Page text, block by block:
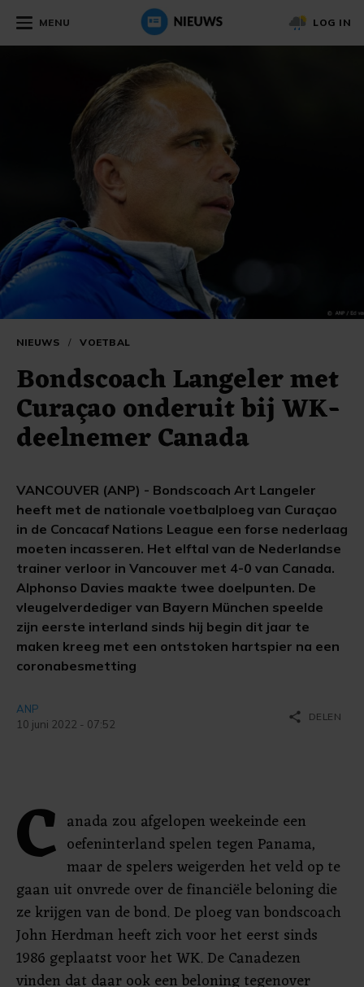
MENU LOG IN
NIEUWS / VOETBAL
Bondscoach Langeler met
Curaçao onderuit bij WK-
deelnemer Canada
VANCOUVER (ANP) - Bondscoach Art Langeler
heeft met de nationale voetbalploeg van Curaçao
in de Concacaf Nations League een forse nederlaag
moeten incasseren. Het elftal van de Nederlandse
trainer verloor in Vancouver met 4-0 van Canada.
Alphonso Davies maakte twee doelpunten. De
vleugelverdediger van Bayern München speelde
zijn eerste interland sinds hij begin dit jaar te
maken kreeg met een ontstoken hartspier na een
coronabesmetting
ANP
10 juni 2022 - 07:52
share DELEN
C anada zou afgelopen weekeinde een
oefeninterland spelen tegen Panama,
maar de spelers weigerden het veld op te
gaan uit onvrede over de financiële beloning die
ze krijgen van de bond. De ploeg van bondscoach
John Herdman heeft zich voor het eerst sinds
1986 geplaatst voor het WK. De Canadezen
vinden dat daar ook een beloning tegenover